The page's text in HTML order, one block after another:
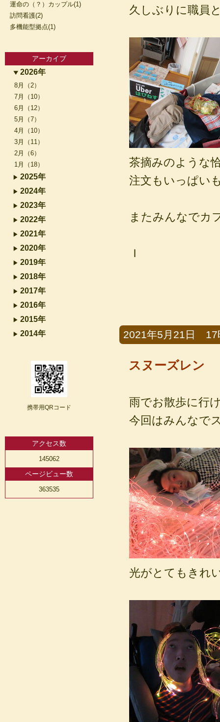
久しぶりに職員
茶摘みのような
注文もいっぱい
またみんなでカ
Ｉ
2021年5月21日 17
スヌーズレン
雨でお散歩に行
今回はみんなで
光がとてもきれ
運命の（？）カップル(1)
訪問看護(2)
多機能型拠点(1)
アーカイブ
2026年
8月（2）
7月（10）
6月（12）
5月（7）
4月（10）
3月（11）
2月（6）
1月（18）
2025年
2024年
2023年
2022年
2021年
2020年
2019年
2018年
2017年
2016年
2015年
2014年
携帯用QRコード
アクセス数
145062
ページビュー数
363535